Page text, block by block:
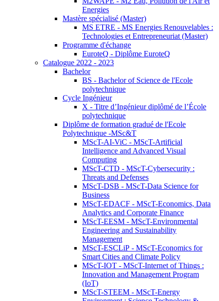
Energies
Mastère spécialisé (Master)
MS ETRE - MS Energies Renouvelables :
Technologies et Entrepreneuriat (Master)
Programme d'échange
EuroteQ - Diplôme EuroteQ
Catalogue 2022 - 2023
Bachelor
BS - Bachelor of Science de l'Ecole
polytechnique
Cycle Ingénieur
X - Titre d’Ingénieur diplômé de l’École
polytechnique
Diplôme de formation gradué de l'Ecole
Polytechnique -MSc&T
MScT-AI-ViC - MScT-Artificial
Intelligence and Advanced Visual
Computing
MScT-CTD - MScT-Cybersecurity :
Threats and Defenses
MScT-DSB - MScT-Data Science for
Business
MScT-EDACF - MScT-Economics, Data
Analytics and Corporate Finance
MScT-EESM - MScT-Environmental
Engineering and Sustainability
Management
MScT-ESCLiP - MScT-Economics for
Smart Cities and Climate Policy
MScT-IOT - MScT-Internet of Things :
Innovation and Management Program
(IoT)
MScT-STEEM - MScT-Energy